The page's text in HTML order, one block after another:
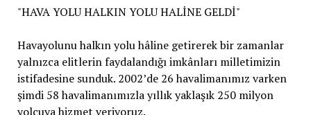
"HAVA YOLU HALKIN YOLU HALİNE GELDİ"
Havayolunu halkın yolu hâline getirerek bir zamanlar
yalnızca elitlerin faydalandığı imkânları milletimizin
istifadesine sunduk. 2002’de 26 havalimanımız varken
şimdi 58 havalimanımızla yıllık yaklaşık 250 milyon
yolcuya hizmet veriyoruz.